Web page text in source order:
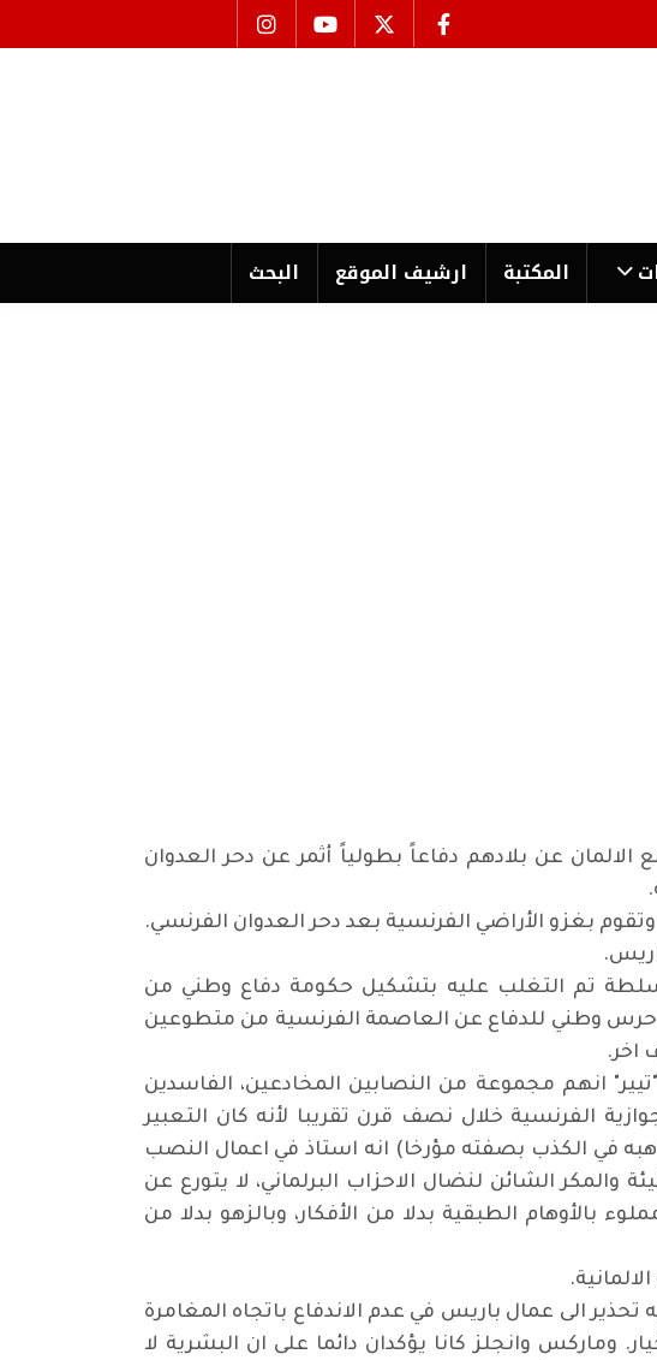
المكتبة ارشیف الموقع البحث
الالمان عن بلادهم دفاعاً بطولياً أثمر عن دحر العدوان
بغزو الأراضي الفرنسية بعد دحر العدوان الفرنسي.
تم التغلب عليه بتشكيل حكومة دفاع وطني من
حرس وطني للدفاع عن العاصمة الفرنسية من متطوعين
اخر.
انهم مجموعة من النصابين المخادعين، الفاسدين
الفرنسية خلال نصف قرن تقريبا لأنه كان التعبير
في الكذب بصفته مؤرخا) انه استاذ في اعمال النصب
والمكر الشائن لنضال الاحزاب البرلماني، لا يتورع عن
بالأوهام الطبقية بدلا من الأفكار، وبالزهو بدلا من
الى عمال باريس في عدم الاندفاع باتجاه المغامرة
وماركس وانجلز كانا يؤكدان دائما على ان البشرية لا